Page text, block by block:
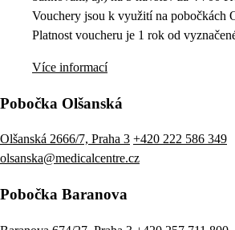
Vouchery jsou k využití na pobočkách
Platnost voucheru je 1 rok od
Více informací
Pobočka Olšanská
Olšanská 2666/7, Praha 3 +420 222 586 349
olsanska@medicalcentre.cz
Pobočka Baranova